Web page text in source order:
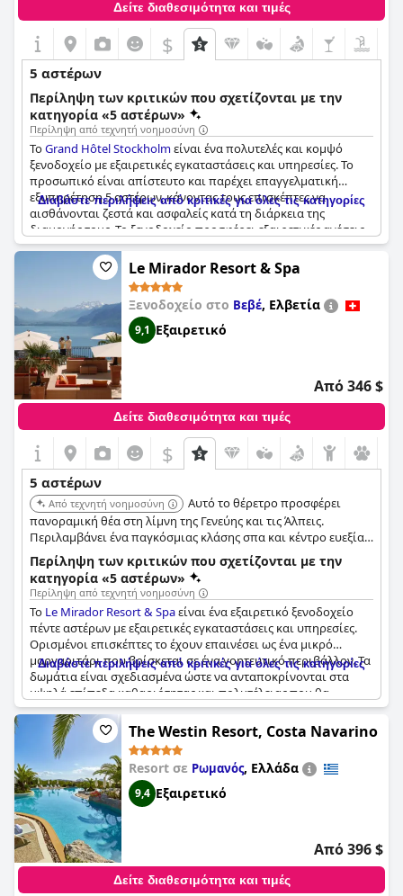
Δείτε διαθεσιμότητα και τιμές
$
5 αστέρων
Περίληψη των κριτικών που σχετίζονται με την
κατηγορία «5 αστέρων»
Περίληψη από τεχνητή νοημοσύνη
ΤοGrand Hôtel Stockholmείναι ένα πολυτελές και κομψό
ξενοδοχείο με εξαιρετικές εγκαταστάσεις και υπηρεσίες. Το
προσωπικό είναι απίστευτο και παρέχει επαγγελματική
εξυπηρέτηση 5 αστέρων, κάνοντας τους επισκέπτες να
αισθάνονται ζεστά και ασφαλείς κατά τη διάρκεια της
διαμονής τους. Το ξενοδοχείο προσφέρει εξαιρετικές ανέσεις
και εξαιρετικό πρωινό. Το προσωπικό του θυρωρείου και του
εστιατορίου είναι φανταστικό, ενισχύοντας την ήδη άψογη
εμπειρία 5 αστέρων. Το ξενοδοχείο είναι παλιομοδίτικο και
γοητευτικό, θυμίζει μια προηγούμενη εποχή και βρίσκεται σε
εξαιρετική τοποθεσία στη Στοκχόλμη. Συνολικά, τοGrand
Hôtel Stockholm
είναι μια κορυφαία επιλογή για μια τέλεια
διαμονή στη Στοκχόλμη.
Διαβάστε περιλήψεις από κριτικές για όλες τις κατηγορίες
Le Mirador Resort & Spa
Ξενοδοχείο στο Βεβέ, Ελβετία
9,1 Εξαιρετικό
Από 346 $
Δείτε διαθεσιμότητα και τιμές
$
5 αστέρων
Από τεχνητή νοημοσύνη
Αυτό το θέρετρο προσφέρει
πανοραμική θέα στη λίμνη της Γενεύης και τις Άλπεις.
Περιλαμβάνει ένα παγκόσμιας κλάσης σπα και κέντρο ευεξίας,
μαζί με γκουρμέ εστιατόρια και πολυτελή καταλύματα,
καθιστώντας το κορυφαία επιλογή για μια πολυτελή
απόδραση.
Περίληψη των κριτικών που σχετίζονται με την
κατηγορία «5 αστέρων»
Περίληψη από τεχνητή νοημοσύνη
Το Le Mirador Resort & Spaείναι ένα εξαιρετικό ξενοδοχείο
πέντε αστέρων με εξαιρετικές εγκαταστάσεις και υπηρεσίες.
Ορισμένοι επισκέπτες το έχουν επαινέσει ως ένα μικρό
μαργαριτάρι που βρίσκεται σε ένα γοητευτικό περιβάλλον. Τα
δωμάτια είναι σχεδιασμένα ώστε να ανταποκρίνονται στα
υψηλά επίπεδα καθαριότητας και πολυτέλειας που θα
περιμένατε από ένα ξενοδοχείο πέντε αστέρων. Ωστόσο,
ορισμένες κριτικές έχουν αναφέρει ότι ορισμένες περιοχές,
ιδίως το ξενοδοχείο και τα δωμάτια, μπορεί να έχουν
ελαφρώς ξεπερασμένο στυλ. Ο μπουφές πρωινού αναφέρθηκε
συγκεκριμένα ότι δεν φτάνει το επίπεδο των 5 αστέρων.
Ορισμένοι επισκέπτες ανέφεραν επίσης ότι από το ξενοδοχείο
έλειπαν κάποιες ανέσεις, όπως παντόφλες σε μεγαλύτερα
μεγέθη. Συνολικά, το ξενοδοχείο συνιστάται ανεπιφύλακτα
από τους επισκέπτες του ως ένα από τα καλύτερα που έχουν
μείνει ποτέ. Η εκπληκτική θέα προσθέτει στην εκπληκτική
ατμόσφαιρα, προσφέροντας μια αξιοσημείωτη διαμονή για
τους ταξιδιώτες.
Διαβάστε περιλήψεις από κριτικές για όλες τις κατηγορίες
The Westin Resort, Costa Navarino
Resort σε Ρωμανός, Ελλάδα
9,4 Εξαιρετικό
Από 396 $
Δείτε διαθεσιμότητα και τιμές